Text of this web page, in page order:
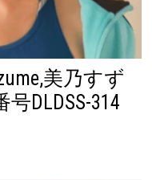
美乃すず
DLDSS-314